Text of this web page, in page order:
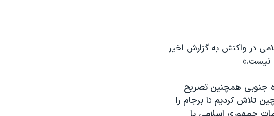
در واکنش به گزارش اخیر
نیست.»
جنوبی همچنین تصریح
تلاش کردیم تا برجام را